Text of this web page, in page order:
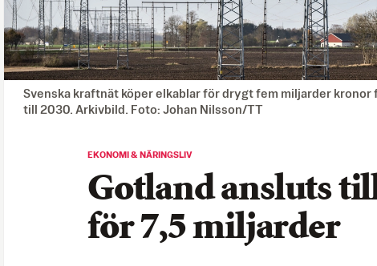
Svenska kraftnät köper elkablar för drygt fem miljarder
till 2030. Arkivbild. Foto: Johan Nilsson/TT
EKONOMI & NÄRINGSLIV
Gotland ansluts
för 7,5 miljarder